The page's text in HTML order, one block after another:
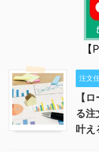
注文
【
る注
叶え